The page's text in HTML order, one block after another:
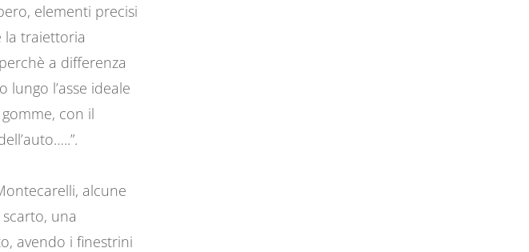
elementi precisi
la traiettoria
a differenza
lungo l’asse ideale
con il
alcune
una
avendo i finestrini